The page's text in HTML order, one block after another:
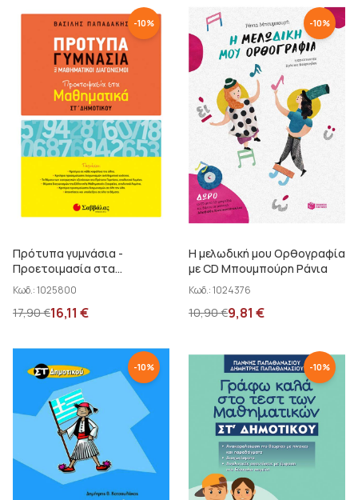
-10%
Πρότυπα γυμνάσια -
Προετοιμασία στα
Μαθηματικά ΣΤ΄ Δημοτικού
Παπαδάκης Β.
Κωδ.:1025800
17,90€16,11 €
-10%
Η μελωδική μου Ορθογραφία
με CD Μπουμπούρη Ράνια
Κωδ.:1024376
10,90€9,81 €
-10% -10%